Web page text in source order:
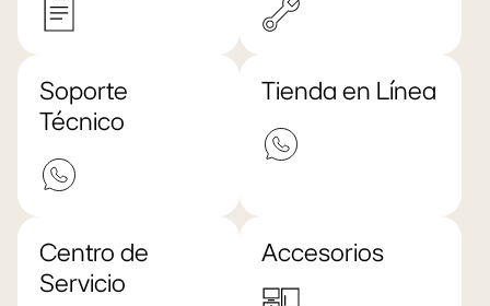
Soporte
Técnico
Tienda en Línea
Centro de
Servicio
Accesorios